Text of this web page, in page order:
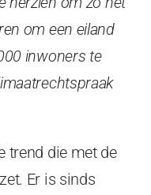
om een eiland
inwoners te
trend die met de
Er is sinds